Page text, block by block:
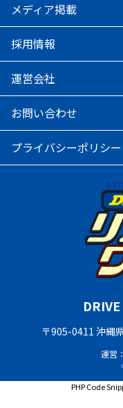
メディア掲載
採用情報
運営会社
お問い合わせ
プライバシーポリシー
〒905-0411 沖縄
運営
PHP Code